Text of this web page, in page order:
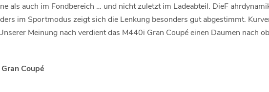
als auch im Fondbereich … und nicht zuletzt im Ladeabteil. DieF
im Sportmodus zeigt sich die Lenkung besonders gut abgestimmt.
Meinung nach verdient das M440i Gran Coupé einen Daumen nach
Coupé